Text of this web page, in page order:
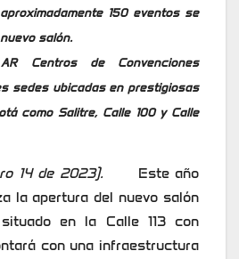
150 eventos se
salón.
Centros de Convenciones
sedes ubicadas en prestigiosas
como Salitre, Calle 100 y Calle
14 de 2023). Este año
la apertura del nuevo salón
en la Calle 113 con
con una infraestructura